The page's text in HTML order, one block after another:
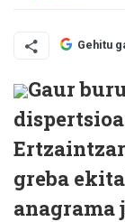
Gehitu
Gaur
greba
anagrama